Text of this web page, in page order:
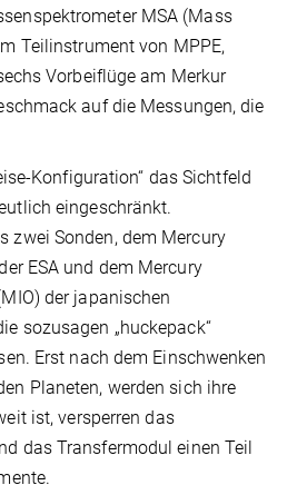
MSA (Mass
Teilinstrument von MPPE,
Vorbeiflüge am Merkur
auf die Messungen, die
Konfiguration“ das Sichtfeld
eingeschränkt.
zwei Sonden, dem Mercury
ESA und dem Mercury
der japanischen
sozusagen „huckepack“
Erst nach dem Einschwenken
Planeten, werden sich ihre
ist, versperren das
das Transfermodul einen Teil